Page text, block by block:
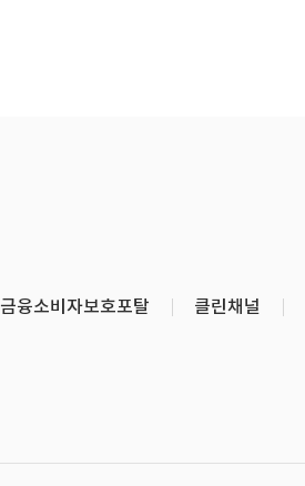
금융소비자보호포탈 클린채널